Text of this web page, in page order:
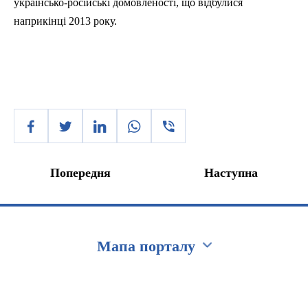
українсько-російські домовленості, що відбулися
наприкінці 2013 року.
Попередня Наступна
Мапа порталу